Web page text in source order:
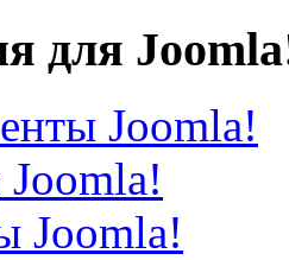
для
Joomla!
Joomla!